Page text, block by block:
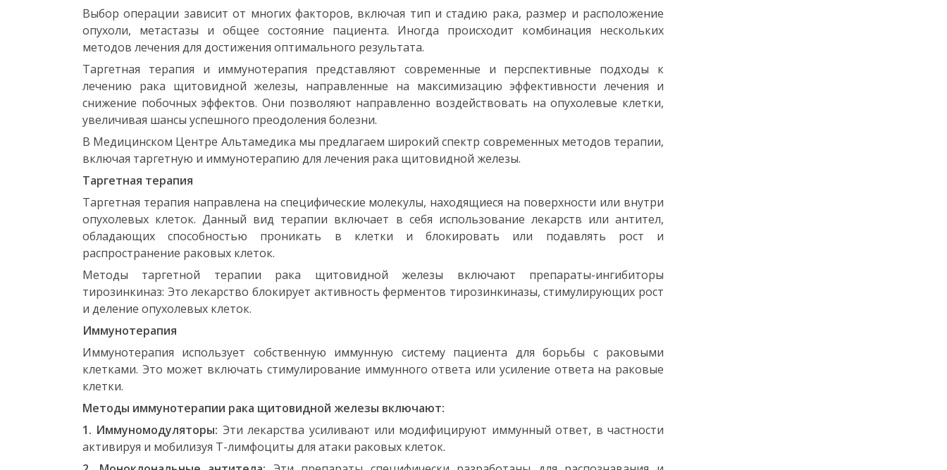
Выбор операции зависит от многих факторов, включая тип и стадию рака, размер и расположение
опухоли, метастазы и общее состояние пациента. Иногда происходит комбинация нескольких
методов лечения для достижения оптимального результата.
Таргетная терапия и иммунотерапия представляют современные и перспективные подходы к
лечению рака щитовидной железы, направленные на максимизацию эффективности лечения и
снижение побочных эффектов. Они позволяют направленно воздействовать на опухолевые клетки,
увеличивая шансы успешного преодоления болезни.
В Медицинском Центре Альтамедика мы предлагаем широкий спектр современных методов терапии,
включая таргетную и иммунотерапию для лечения рака щитовидной железы.
Таргетная терапия
Таргетная терапия направлена ​​на специфические молекулы, находящиеся на поверхности или внутри
опухолевых клеток. Данный вид терапии включает в себя использование лекарств или антител,
обладающих способностью проникать в клетки и блокировать или подавлять рост и
распространение раковых клеток.
Методы таргетной терапии рака щитовидной железы включают препараты-ингибиторы
тирозинкиназ: Это лекарство блокирует активность ферментов тирозинкиназы, стимулирующих рост
и деление опухолевых клеток.
Иммунотерапия
Иммунотерапия использует собственную иммунную систему пациента для борьбы с раковыми
клетками. Это может включать стимулирование иммунного ответа или усиление ответа на раковые
клетки.
Методы иммунотерапии рака щитовидной железы включают:
1. Иммуномодуляторы: Эти лекарства усиливают или модифицируют иммунный ответ, в частности
активируя и мобилизуя Т-лимфоциты для атаки раковых клеток.